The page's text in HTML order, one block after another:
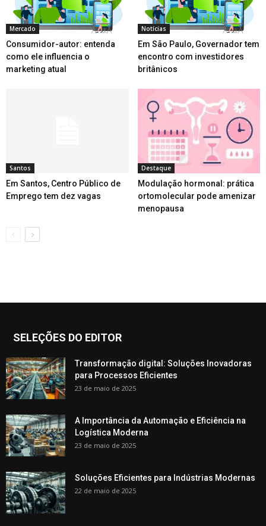
Mercado
Consumidor-autor: entenda
como ele influencia o
marketing atual
Notícias
Em São Paulo, Governador tem
encontro com investidores
britânicos
Santos
Em Santos, Centro Público de
Emprego tem dez vagas
Destaque
Modulação hormonal: prática
ortomolecular pode amenizar
menopausa
SELEÇÕES DO EDITOR
Transformação digital: Soluções Inovadoras
para Processos Eficientes
23 de maio de 2025
A Importância da Automação e Eficiência na
Logística Moderna
23 de maio de 2025
Soluções Eficientes para Indústrias Modernas
22 de maio de 2025